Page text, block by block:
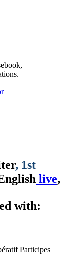
, 1st
live,
with:
Participes